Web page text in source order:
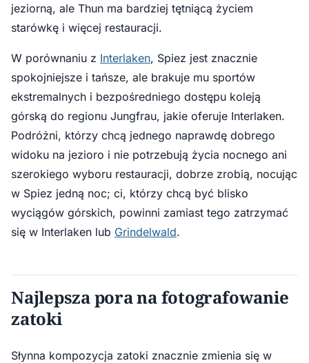
jeziorną, ale Thun ma bardziej tętniącą życiem
starówkę i więcej restauracji.
W porównaniu z Interlaken, Spiez jest znacznie
spokojniejsze i tańsze, ale brakuje mu sportów
ekstremalnych i bezpośredniego dostępu koleją
górską do regionu Jungfrau, jakie oferuje Interlaken.
Podróżni, którzy chcą jednego naprawdę dobrego
widoku na jezioro i nie potrzebują życia nocnego ani
szerokiego wyboru restauracji, dobrze zrobią, nocując
w Spiez jedną noc; ci, którzy chcą być blisko
wyciągów górskich, powinni zamiast tego zatrzymać
się w Interlaken lub Grindelwald.
Najlepsza pora na fotografowanie
zatoki
Słynna kompozycja zatoki znacznie zmienia się w